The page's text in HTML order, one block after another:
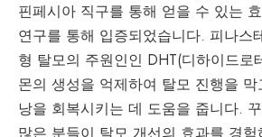
핀페시아 직구를 통해 얻을 수 있는
연구를 통해 입증되었습니다. 피나스
형 탈모의 주원인인 DHT(디하이드로
몬의 생성을 억제하여 탈모 진행을
낭을 회복시키는 데 도움을 줍니다.